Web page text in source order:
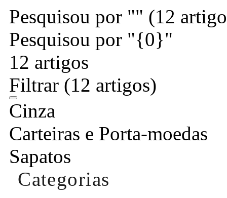
Pesquisou por "" (12
Pesquisou por "{0}"
12 artigos
Filtrar (12 artigos)
Cinza
Carteiras e Porta-moedas
Sapatos
Categorias